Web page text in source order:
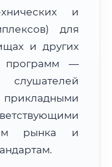
дней
ФИС ФРДО
и
для
и других
программ —
рынка и